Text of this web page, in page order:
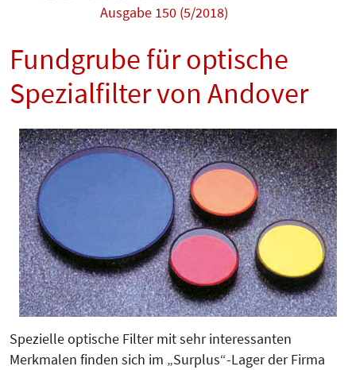
Ausgabe 150 (5/2018)
Fundgrube für optische
Spezialfilter von Andover
Spezielle optische Filter mit sehr interessanten
Merkmalen finden sich im „Surplus“-Lager der Firma